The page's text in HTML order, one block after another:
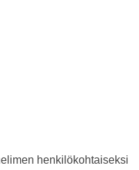
henkilökohtaiseksi